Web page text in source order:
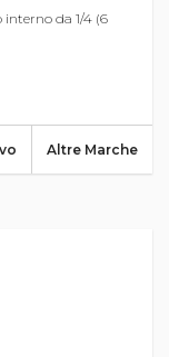
da 1/4 (6
Altre Marche